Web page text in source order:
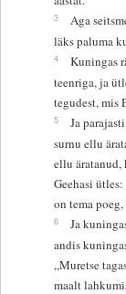
3
Aga
läks paluma
4
Kuningas
teenriga, ja
tegudest, mis
5
Ja
surnu ellu
ellu äratanud,
Geehasi
on tema
6
Ja
andis
„Muretse
maalt